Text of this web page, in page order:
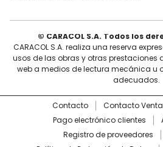
© CARACOL S.A. Todos los
CARACOL S.A. realiza una reserva
usos de las obras y otras prestaciones
web a medios de lectura mecánica u
adecuados.
Contacto Contacto
Pago electrónico clientes
Registro de proveedores